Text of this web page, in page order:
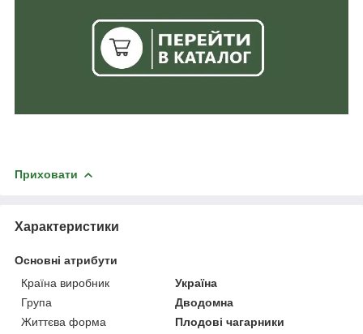
Приховати
Характеристики
Основні атрибути
Країна виробник
Україна
Група
Дводомна
Життєва форма
Плодові чагарники